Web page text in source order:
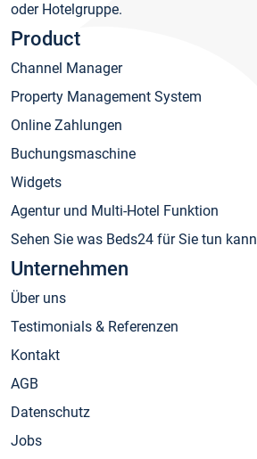
oder Hotelgruppe.
Product
Channel Manager
Property Management System
Online Zahlungen
Buchungsmaschine
Widgets
Agentur und Multi-Hotel Funktion
Sehen Sie was Beds24 für Sie tun kann
Unternehmen
Über uns
Testimonials & Referenzen
Kontakt
AGB
Datenschutz
Jobs